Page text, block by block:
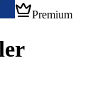
Premium